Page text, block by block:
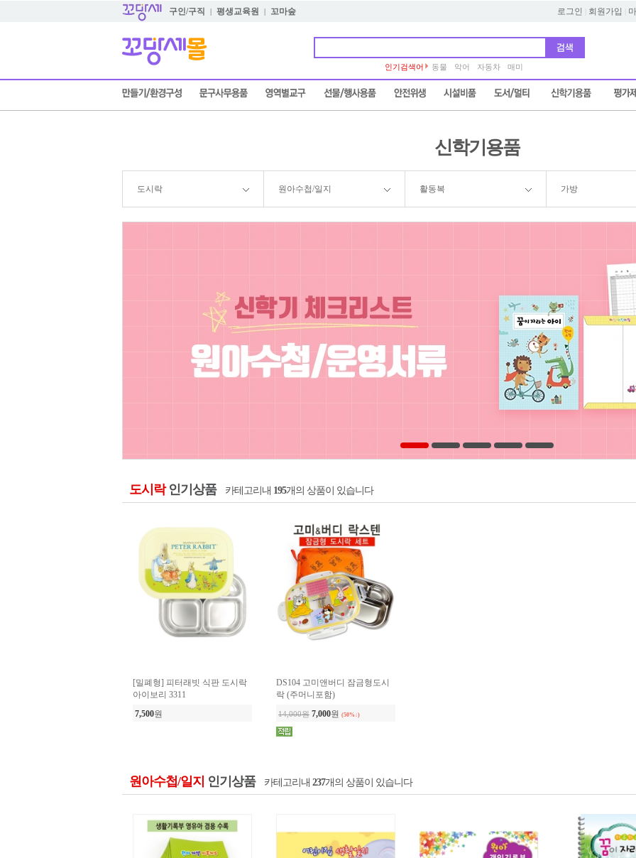
구인/구직 | 평생교육원 | 꼬마숲 로그인 회원가입
인기검색어 동물 악어 자동차 매미
신학기용품
도시락 원아수첩/일지 활동복 가방
도시락 인기상품 카테고리내 195개의 상품이 있습니다
원아수첩/일지 인기상품 카테고리내 237개의 상품이 있습니다